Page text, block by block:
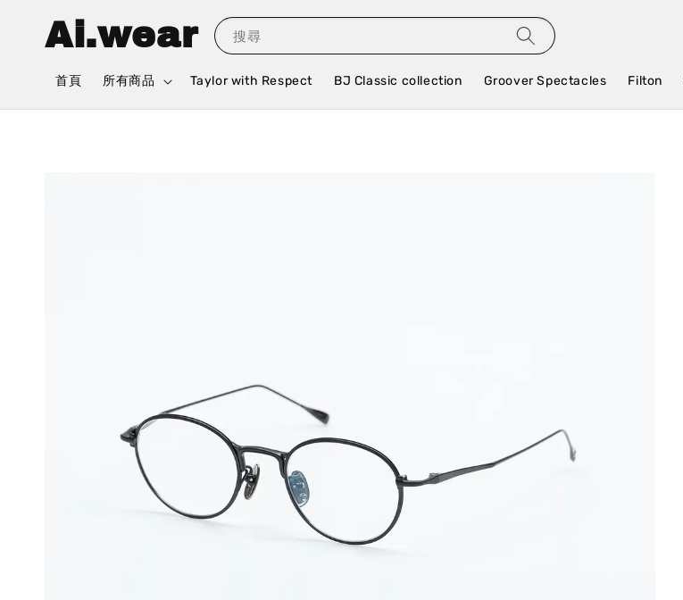
Ai.wear 搜尋
首頁 所有商品 Taylor with Respect BJ Classic collection Groover Spectacles Filton